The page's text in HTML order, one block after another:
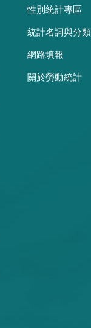
性別統計專區
統計名詞與分類
網路填報
關於勞動統計